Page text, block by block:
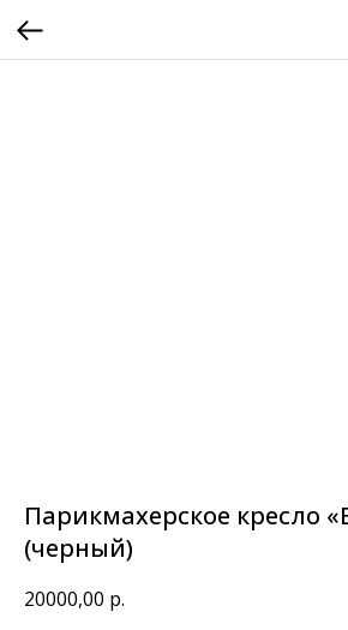
Парикмахерское кресло
(черный)
20000,00 р.